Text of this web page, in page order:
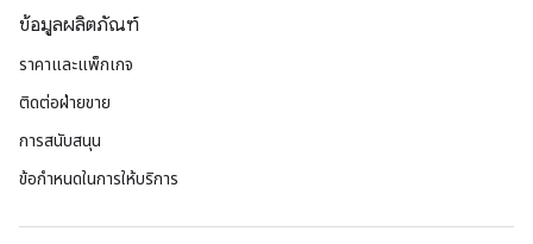
ข้อมูลผลิตภัณฑ์
ราคาและแพ็กเกจ
ติดต่อฝ่ายขาย
การสนับสนุน
ข้อกำหนดในการให้บริการ